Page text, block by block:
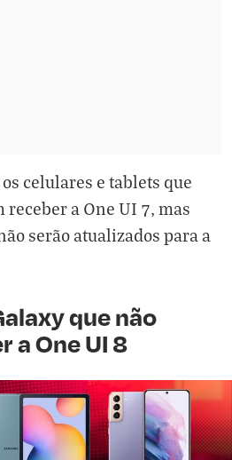
celulares e tablets que
receber a One UI 7, mas
serão atualizados para a
que não
a One UI 8